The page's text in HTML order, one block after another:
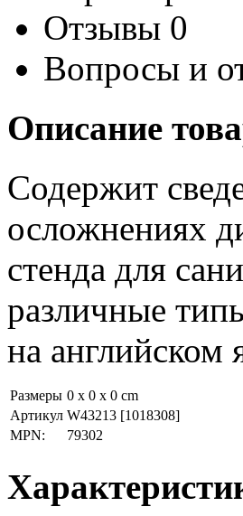
Отзывы 0
Вопросы и
Описание
Содержит
осложнениях
стенда для
различные
на английском
Размеры 0 x 0 x 0 cm
Артикул W43213 [1018308]
MPN:
79302